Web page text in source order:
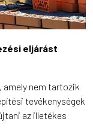
eljárást
amely nem tartozik
tevékenységek
az illetékes